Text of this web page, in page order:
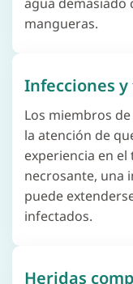
mangueras.
Infecciones
Los miembros
la atención de
experiencia en
necrosante, una
puede
infectados.
Heridas